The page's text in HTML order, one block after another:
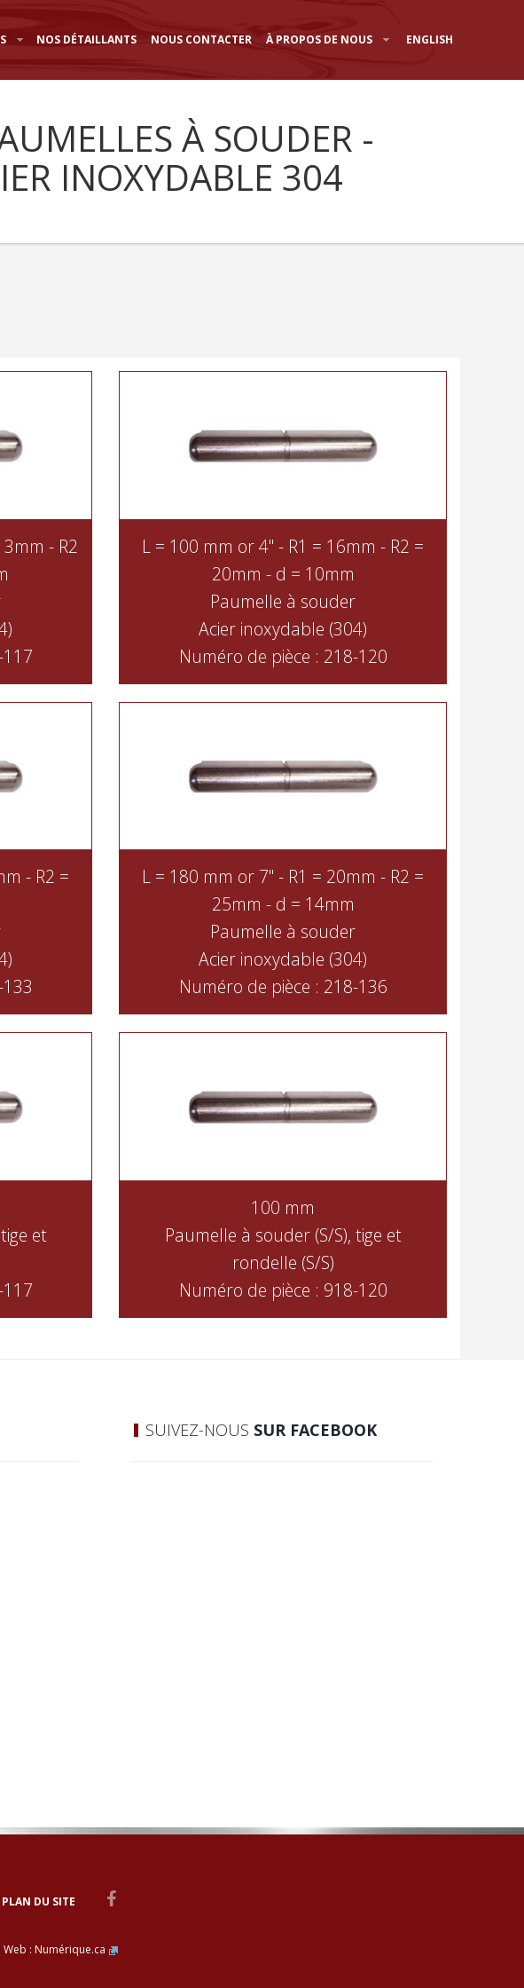
NOS DÉTAILLANTS NOUS CONTACTER À PROPOS DE NOUS ENGLISH
À SOUDER -
INOXYDABLE 304
- R2
L = 100 mm or 4" - R1 = 16mm - R2 =
20mm - d = 10mm
Paumelle à souder
Acier inoxydable (304)
Numéro de pièce : 218-120
- R2 =
L = 180 mm or 7" - R1 = 20mm - R2 =
25mm - d = 14mm
Paumelle à souder
Acier inoxydable (304)
Numéro de pièce : 218-136
et
100 mm
Paumelle à souder (S/S), tige et
rondelle (S/S)
Numéro de pièce : 918-120
SUIVEZ-NOUS SUR FACEBOOK
PLAN DU SITE
: Numérique.ca